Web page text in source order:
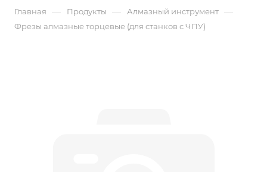
Главная — Продукты — Алмазный инструмент —
Фрезы алмазные торцевые (для станков с ЧПУ)